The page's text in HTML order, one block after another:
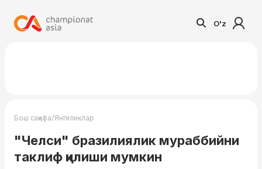
O'z
Бош саҳифа/Янгиликлар
"Челси" бразилиялик мураббийни
таклиф қилиши мумкин